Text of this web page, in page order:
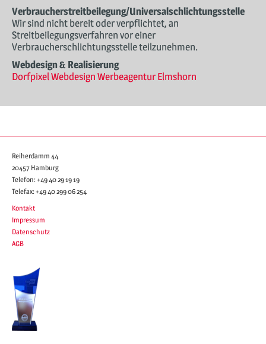
Verbraucher­streit­beilegung/Universal­schlichtungs­stelle
Wir sind nicht bereit oder verpflichtet, an
Streitbeilegungsverfahren vor einer
Verbraucherschlichtungsstelle teilzunehmen.
Webdesign & Realisierung
Dorfpixel Webdesign Werbeagentur Elmshorn
Reiherdamm 44
20457 Hamburg
Telefon:+49 40 29 19 19
Telefax:+49 40 299 06 254
Kontakt
Impressum
Datenschutz
AGB